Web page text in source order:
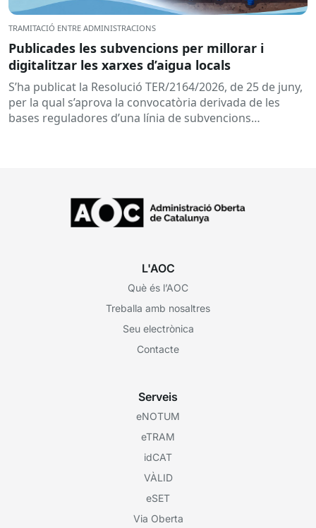
TRAMITACIÓ ENTRE ADMINISTRACIONS
Publicades les subvencions per millorar i
digitalitzar les xarxes d’aigua locals
S’ha publicat la Resolució TER/2164/2026, de 25 de juny,
per la qual s’aprova la convocatòria derivada de les
bases reguladores d’una línia de subvencions
L'AOC
Què és l’AOC
Treballa amb nosaltres
Seu electrònica
Contacte
Serveis
eNOTUM
eTRAM
idCAT
VÀLID
eSET
Via Oberta